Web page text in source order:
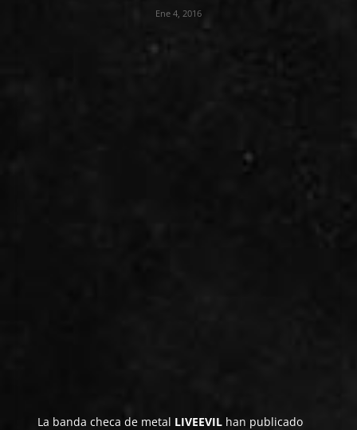
Ene 4, 2016
La banda checa de metal LIVEEVIL han publicado